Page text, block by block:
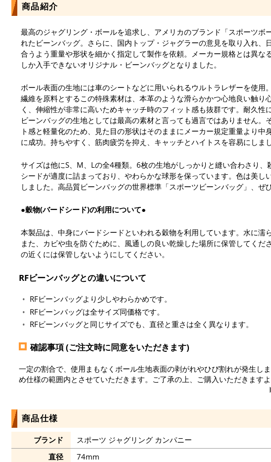
商品紹介
最高のジャグリング・ボールを追求し、アメリカのブランド「スポーツボ
れたビーンバッグ。さらに、国内トップ・ジャグラーの意見を取り入れ、
合うよう重量や形状を細かく指定して製作を依頼。メーカー規格とは異な
しか入手できないオリジナル・ビーンバッグとなりました。
ボール表面の生地には車のシートなどに用いられるウルトラレザーを使用
繊維を原料とするこの特殊素材は、本革のような滑らかかつ心地良い触り
く、伸縮性が非常に高いためキャッチ時のフィット感も抜群です。耐久性
ビーンバッグの生地としては最高の素材と言っても過言ではありません。
ト感と軽量化のため、見た目の形状はそのままにメーカー規定重量より中
に成功。持ちやすく、筋肉疲労を抑え、キャッチとハイトスを容易にしまし
サイズは他にS、M、Lの全4種類。6枚の生地がしっかりと縫い合わさり、
シードが適度に詰まっており、やわらかな球形を保っています。色は美し
しました。高品質ビーンバッグの世界標準「スポーツビーンバッグ」、ぜ
●穀物(バードシード)の利用について●
本製品は、中身にバードシードといわれる穀物を利用しています。水に濡
また、カビや虫を防ぐために、風通しの良い乾燥した場所に保管してくだ
の近くには保管しないようにしてください。
RFビーンバッグとの違いについて
RFビーンバッグより少しやわらかめです。
RFビーンバッグは全サイズ同価格です。
RFビーンバッグと同じサイズでも、直径と重さは全く異なります。
確認事項 (ご注文時に同意をいただきます)
一定の割合で、使用まもなくボール生地表面の剥がれやひび割れが発生し
め仕様の範囲内とさせていただきます。ご了承の上、ご購入いただきますよ
商品仕様
ブランド
スポーツ ジャグリング カンパニー
直径
74mm